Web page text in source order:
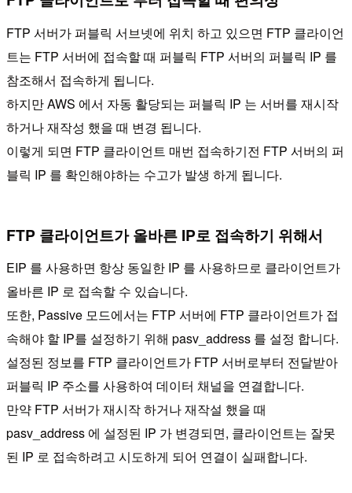
FTP 서버가 퍼블릭 서브넷에 위치 하고 있으면 FTP 클라이언
트는 FTP 서버에 접속할 때 퍼블릭 FTP 서버의 퍼블릭 IP 를
참조해서 접속하게 됩니다.
하지만 AWS 에서 자동 활당되는 퍼블릭 IP 는 서버를 재시작
하거나 재작성 했을 때 변경 됩니다.
이렇게 되면 FTP 클라이언트 매번 접속하기전 FTP 서버의 퍼
블릭 IP 를 확인해야하는 수고가 발생 하게 됩니다.
FTP 클라이언트가 올바른 IP로 접속하기 위해서
EIP 를 사용하면 항상 동일한 IP 를 사용하므로 클라이언트가
올바른 IP 로 접속할 수 있습니다.
또한, Passive 모드에서는 FTP 서버에 FTP 클라이언트가 접
속해야 할 IP를 설정하기 위해 pasv_address 를 설정 합니다.
설정된 정보를 FTP 클라이언트가 FTP 서버로부터 전달받아
퍼블릭 IP 주소를 사용하여 데이터 채널을 연결합니다.
만약 FTP 서버가 재시작 하거나 재작설 했을 때
pasv_address 에 설정된 IP 가 변경되면, 클라이언트는 잘못
된 IP 로 접속하려고 시도하게 되어 연결이 실패합니다.